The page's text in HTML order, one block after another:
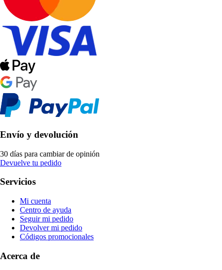
Envío y devolución
30 días para cambiar de opinión
Devuelve tu pedido
Servicios
Mi cuenta
Centro de ayuda
Seguir mi pedido
Devolver mi pedido
Códigos promocionales
Acerca de